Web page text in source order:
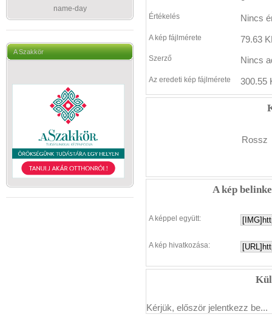
name-day
A Szakkör
Értékelés Nincs
A kép fájlmérete 79.63
Szerző Nincs
Az eredeti kép fájlmérete 300.55
Rossz
A kép
A képpel együtt:
A kép hivatkozása:
Kérjük, először jelentkezz be...